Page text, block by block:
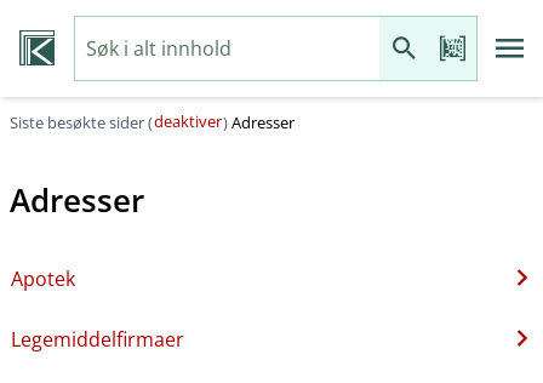
Siste besøkte sider (deaktiver)Adresser
Adresser
Apotek
Legemiddelfirmaer